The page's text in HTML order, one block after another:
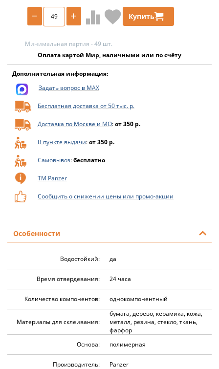
+
− Купить
Минимальная партия - 49 шт.
Оплата картой Мир, наличными или по счёту
Дополнительная информация:
Задать вопрос в MAX
Бесплатная доставка от 50 тыс. р.
Доставка по Москве и МО:от 350 р.
В пункте выдачи:от 350 р.
Самовывоз:бесплатно
ТМ Panzer
Сообщить о снижении цены или промо-акции
Особенности
Водостойкий: да
Время отвердевания: 24 часа
Количество компонентов: однокомпонентный
Материалы для склеивания:
бумага, дерево, керамика, кожа,
металл, резина, стекло, ткань,
фарфор
Основа:
полимерная
Производитель: Panzer